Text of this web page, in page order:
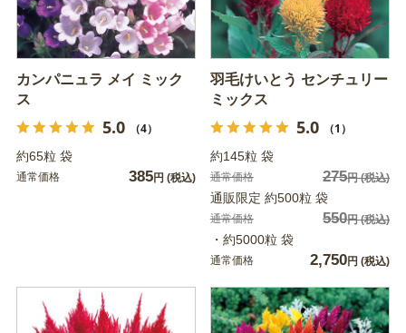
カンパニュラ メイ ミック
ス
5.0 （4）
約65粒 袋
通常価格 385円 (税込)
羽毛けいとう センチュリー
ミックス
5.0 （1）
約145粒 袋
通常価格 275円(税込)
通販限定 約500粒 袋
通常価格 550円(税込)
・約5000粒 袋
通常価格 2,750円 (税込)